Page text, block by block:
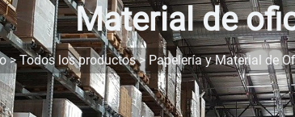
Material de
> Todos los productos > Papelería y Material de